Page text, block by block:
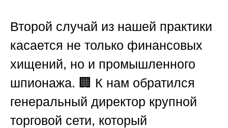
Второй случай из нашей практики
касается не только финансовых
хищений, но и промышленного
шпионажа. 🏢 К нам обратился
генеральный директор крупной
торговой сети, который